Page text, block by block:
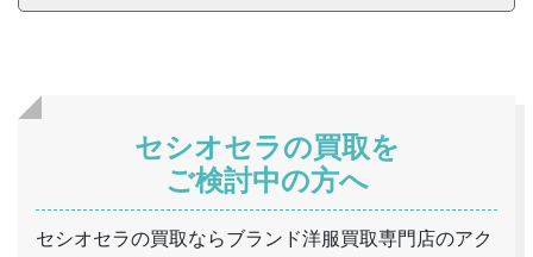
セシオセラの買取を
ご検討中の方へ
セシオセラの買取ならブランド洋服買取専門店のアク